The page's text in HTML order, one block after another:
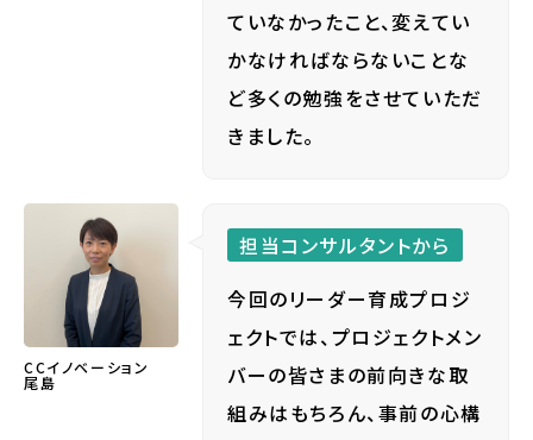
ていなかったこと、変えてい
かなければならないことな
ど多くの勉強をさせていただ
きました。
CCイノベーション
尾島
担当コンサルタントから
今回のリーダー育成プロジ
ェクトでは、プロジェクトメン
バーの皆さまの前向きな取
組みはもちろん、事前の心構